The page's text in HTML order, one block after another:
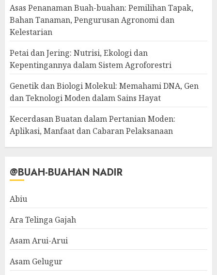
Asas Penanaman Buah-buahan: Pemilihan Tapak,
Bahan Tanaman, Pengurusan Agronomi dan
Kelestarian
Petai dan Jering: Nutrisi, Ekologi dan
Kepentingannya dalam Sistem Agroforestri
Genetik dan Biologi Molekul: Memahami DNA, Gen
dan Teknologi Moden dalam Sains Hayat
Kecerdasan Buatan dalam Pertanian Moden:
Aplikasi, Manfaat dan Cabaran Pelaksanaan
@BUAH-BUAHAN NADIR
Abiu
Ara Telinga Gajah
Asam Arui-Arui
Asam Gelugur